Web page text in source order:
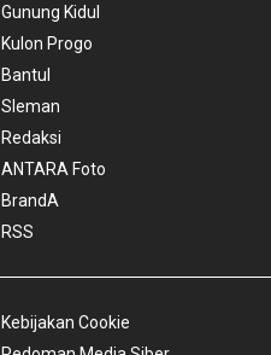
Gunung Kidul
Kulon Progo
Bantul
Sleman
Redaksi
ANTARA Foto
BrandA
RSS
Kebijakan Cookie